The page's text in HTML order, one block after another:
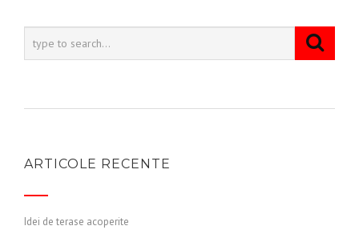
ARTICOLE RECENTE
Idei de terase acoperite